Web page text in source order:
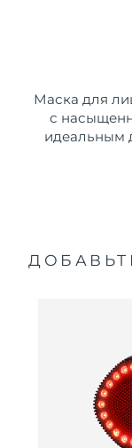
Маска для
с
идеальным